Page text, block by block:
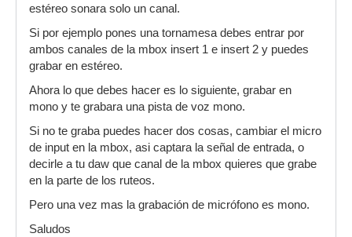
estéreo sonara solo un canal.
Si por ejemplo pones una tornamesa debes entrar por
ambos canales de la mbox insert 1 e insert 2 y puedes
grabar en estéreo.
Ahora lo que debes hacer es lo siguiente, grabar en
mono y te grabara una pista de voz mono.
Si no te graba puedes hacer dos cosas, cambiar el micro
de input en la mbox, asi captara la señal de entrada, o
decirle a tu daw que canal de la mbox quieres que grabe
en la parte de los ruteos.
Pero una vez mas la grabación de micrófono es mono.
Saludos